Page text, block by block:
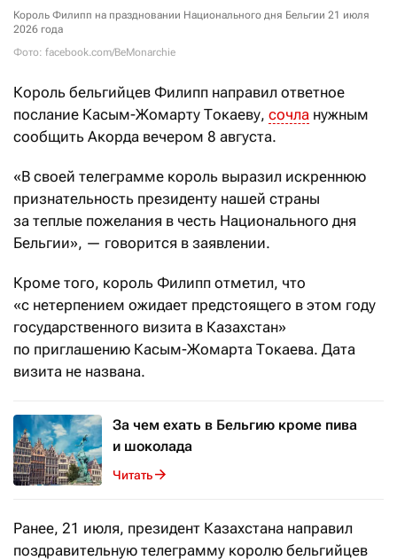
Король Филипп на праздновании Национального дня Бельгии 21 июля
2026 года
Фото: facebook.com/BeMonarchie
Король бельгийцев Филипп направил ответное
послание Касым-Жомарту Токаеву, сочла нужным
сообщить Акорда вечером 8 августа.
«В своей телеграмме король выразил искреннюю
признательность президенту нашей страны
за теплые пожелания в честь Национального дня
Бельгии», — говорится в заявлении.
Кроме того, король Филипп отметил, что
«с нетерпением ожидает предстоящего в этом году
государственного визита в Казахстан»
по приглашению Касым-Жомарта Токаева. Дата
визита не названа.
За чем ехать в Бельгию кроме пива
и шоколада
Читать
Ранее, 21 июля, президент Казахстана направил
поздравительную телеграмму королю бельгийцев